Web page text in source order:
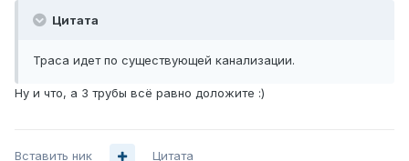
Цитата
Траса идет по существующей канализации.
Ну и что, а 3 трубы всё равно доложите :)
Вставить ник Цитата